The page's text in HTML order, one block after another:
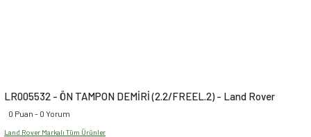
LR005532 - ÖN TAMPON DEMİRİ (2.2/FREEL.2) - Land Rover
0 Puan - 0 Yorum
Land Rover Markalı Tüm Ürünler